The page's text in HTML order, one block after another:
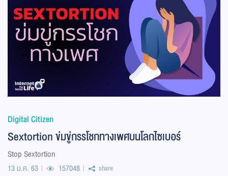
Digital Citizen
Sextortion ข่มขู่กรรโชกทางเพศบนโลกไซเบอร์
Stop Sextortion
13 ม.ค. 63
157048 share